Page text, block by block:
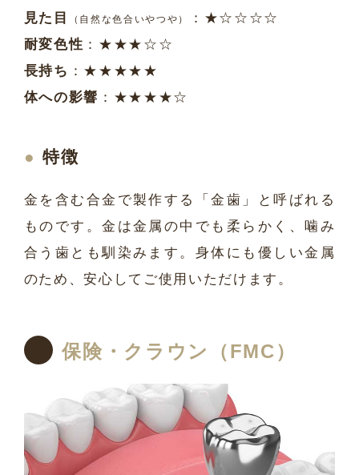
見た目
（自然な色合いやつや）
：★☆☆☆☆
耐変色性 ：★★★☆☆
長持ち ：★★★★★
体への影響 ：★★★★☆
特徴
金を含む合金で製作する「金歯」と呼ばれる
ものです。金は金属の中でも柔らかく、噛み
合う歯とも馴染みます。身体にも優しい金属
のため、安心してご使用いただけます。
保険・クラウン（FMC）